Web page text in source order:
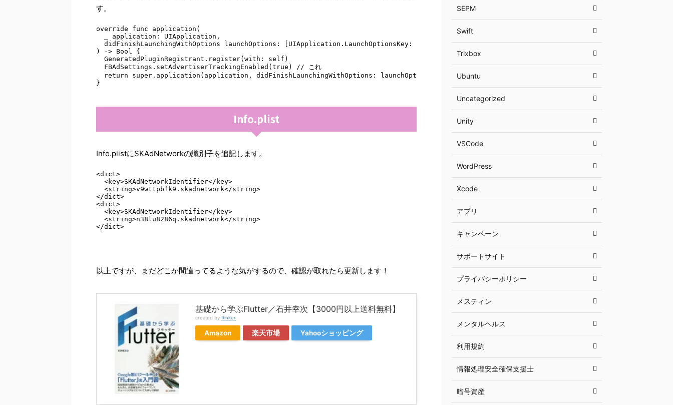
す。
override func application(
  _ application: UIApplication,
  didFinishLaunchingWithOptions launchOptions: [UIApplication.LaunchOptionsKey: Any]?
) -> Bool {
  GeneratedPluginRegistrant.register(with: self)
  FBAdSettings.setAdvertiserTrackingEnabled(true) // これ
  return super.application(application, didFinishLaunchingWithOptions: launchOptions)
}
Info.plist
Info.plistにSKAdNetworkの識別子を追記します。
<dict>
  <key>SKAdNetworkIdentifier</key>
  <string>v9wttpbfk9.skadnetwork</string>
</dict>
<dict>
  <key>SKAdNetworkIdentifier</key>
  <string>n38lu8286q.skadnetwork</string>
</dict>
以上ですが、まだどこか間違ってるような気がするので、確認が取れたら更新します！
基礎から学ぶFlutter／石井幸次【3000円以上送料無料】
created by Rinker
Amazon 楽天市場 Yahooショッピング
SEPM
Swift
Trixbox
Ubuntu
Uncategorized
Unity
VSCode
WordPress
Xcode
アプリ
キャンペーン
サポートサイト
プライバシーポリシー
メスティン
メンタルヘルス
利用規約
情報処理安全確保支援士
暗号資産